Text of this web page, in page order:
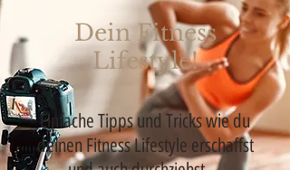
Dein Fitness
Lifestyle!
Einfache Tipps und Tricks wie du
deinen Fitness Lifestyle erschaffst